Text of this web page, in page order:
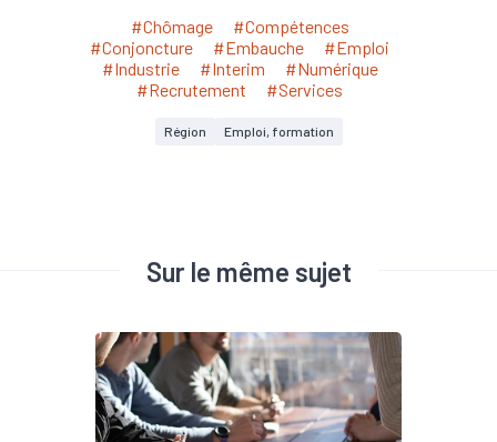
#Chômage
#Compétences
#Conjoncture
#Embauche
#Emploi
#Industrie
#Interim
#Numérique
#Recrutement
#Services
Région Emploi, formation
Sur le même sujet